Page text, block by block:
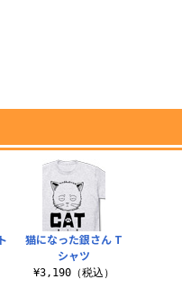
猫になった銀さん T
シャツ
¥3,190（税込）